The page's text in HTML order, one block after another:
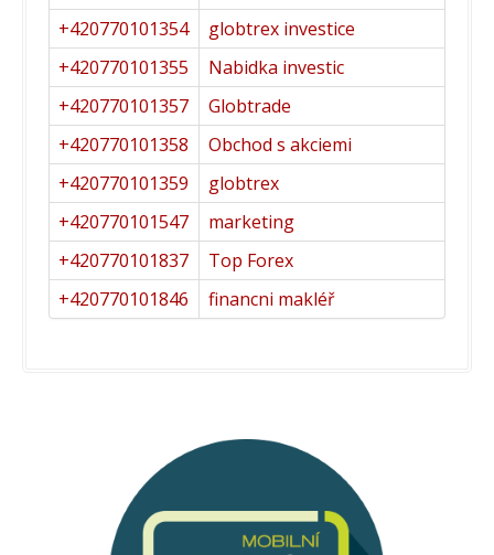
+420770101354
globtrex investice
+420770101355
Nabidka investic
+420770101357
Globtrade
+420770101358
Obchod s akciemi
+420770101359
globtrex
+420770101547
marketing
+420770101837
Top Forex
+420770101846
financni makléř